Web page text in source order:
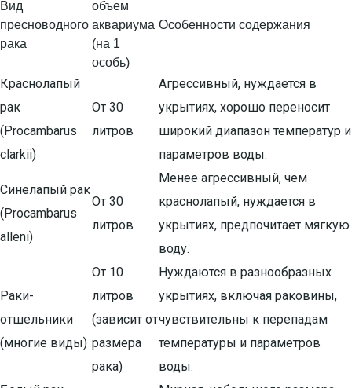
Вид
пресноводного
рака
объем
аквариума
(на 1
особь)
Особенности содержания
Краснолапый
рак
(Procambarus
clarkii)
От 30
литров
Агрессивный, нуждается в
укрытиях, хорошо переносит
широкий диапазон температур и
параметров воды.
Синелапый рак
(Procambarus
alleni)
От 30
литров
Менее агрессивный, чем
краснолапый, нуждается в
укрытиях, предпочитает мягкую
воду.
Раки-
отшельники
(многие виды)
От 10
литров
(зависит от
размера
рака)
Нуждаются в разнообразных
укрытиях, включая раковины,
чувствительны к перепадам
температуры и параметров
воды.